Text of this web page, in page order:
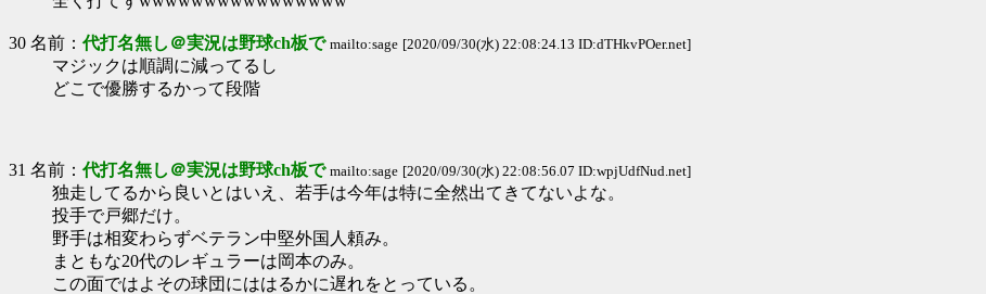
30 名前： 代打名無し＠実況は野球ch板で mailto:sage [2020/09/30(水) 22:08:24.13 ID:dTHkvPOer.net]
マジックは順調に減ってるし
どこで優勝するかって段階
31 名前： 代打名無し＠実況は野球ch板で mailto:sage [2020/09/30(水) 22:08:56.07 ID:wpjUdfNud.net]
独走してるから良いとはいえ、若手は今年は特に全然出てきてないよな。
投手で戸郷だけ。
野手は相変わらずベテラン中堅外国人頼み。
まともな20代のレギュラーは岡本のみ。
この面ではよその球団にははるかに遅れをとっている。